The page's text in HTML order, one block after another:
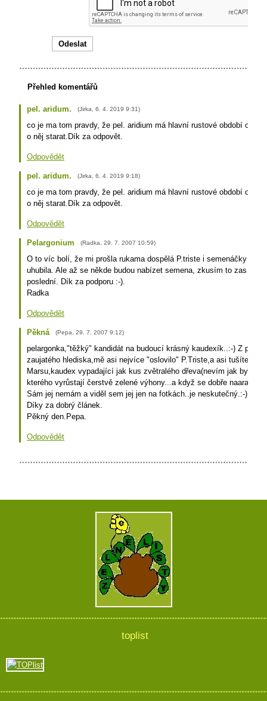
Přehled komentářů
pel. aridum. (Jirka 6. 4. 2019 9:31)
co je ma tom pravdy, že pel. aridium má hlavní rustové období od
o něj starat.Dík za odpovět.
Odpovědět
pel. aridum. (Jirka 6. 4. 2019 9:18)
co je ma tom pravdy, že pel. aridium má hlavní rustové období od
o něj starat.Dík za odpovět.
Odpovědět
Pelargonium (Radka 29. 7. 2007 10:59)
O to víc bolí, že mi prošla rukama dospělá P.triste i semenáčky a
uhubila. Ale až se někde budou nabízet semena, zkusím to zas a
poslední. Dík za podporu :-).
Radka
Odpovědět
Pěkná (Pepa 29. 7. 2007 9:12)
pelargonka,"těžký" kandidát na budoucí krásný kaudexík..:-) Z
zaujatého hlediska,mě asi nejvíce "oslovilo" P.Triste,a asi tušíte
Marsu,kaudex vypadající jak kus zvětralého dřeva(nevím jak bych
kterého vyrůstají čerstvě zelené výhony...a když se dobře
Sám jej nemám a viděl sem jej jen na fotkách..je neskutečný.:-)
Díky za dobrý článek.
Pěkný den.Pepa.
Odpovědět
toplist